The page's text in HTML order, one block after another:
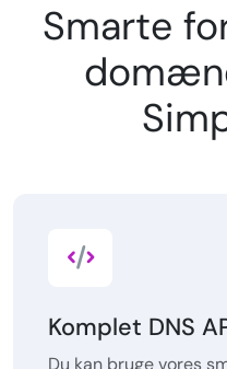
Smarte
Komplet DNS
Du kan bruge vores